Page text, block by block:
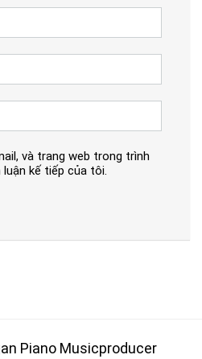
và trang web trong trình
kế tiếp của tôi.
Piano Musicproducer